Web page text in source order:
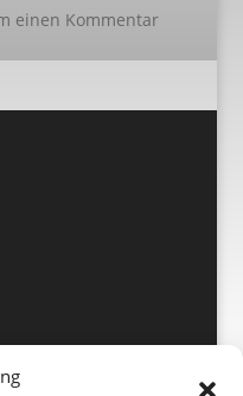
einen Kommentar